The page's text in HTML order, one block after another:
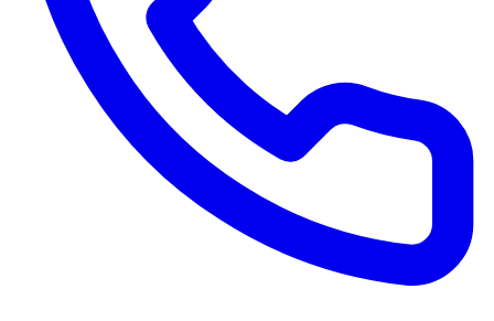
Unser Team
Ein starkes Team
für Ihre Pflege
Unser Pflegeteam besteht aus
erfahrenen und qualifizierten